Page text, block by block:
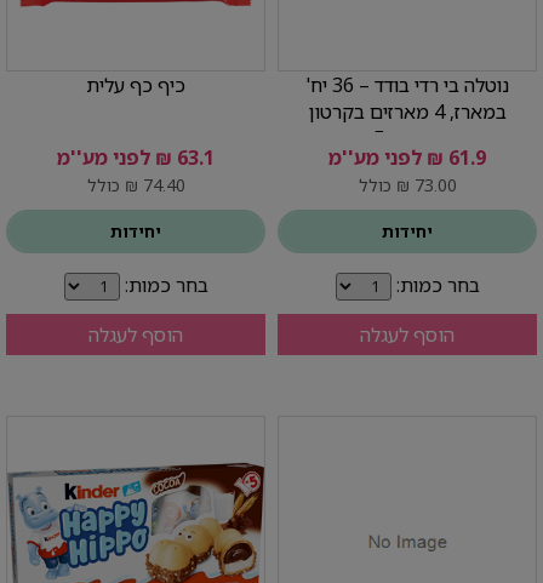
נוטלה בי רדי בודד – 36 יח'
במארז, 4 מארזים בקרטון
Ferrero
61.9 ₪ לפני מע''מ
73.00 ₪ כולל
יחידות
בחר כמות:
הוסף לעגלה
כיף כף עלית
63.1 ₪ לפני מע''מ
74.40 ₪ כולל
יחידות
בחר כמות:
הוסף לעגלה